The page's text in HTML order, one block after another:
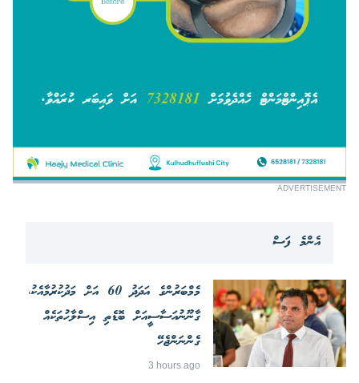
ADVERTISEMENT
އެންމެ ފަސް
މެމްބަރުންގެ އަދަދު 60 އަށް މަދުކުރުމާއެކު،
ގާނޫނުއަސާސީއަށް ބޮޑެތި އިސްލާހުތަކެއް
ގެންނަންޖެހޭ
3 hours ago